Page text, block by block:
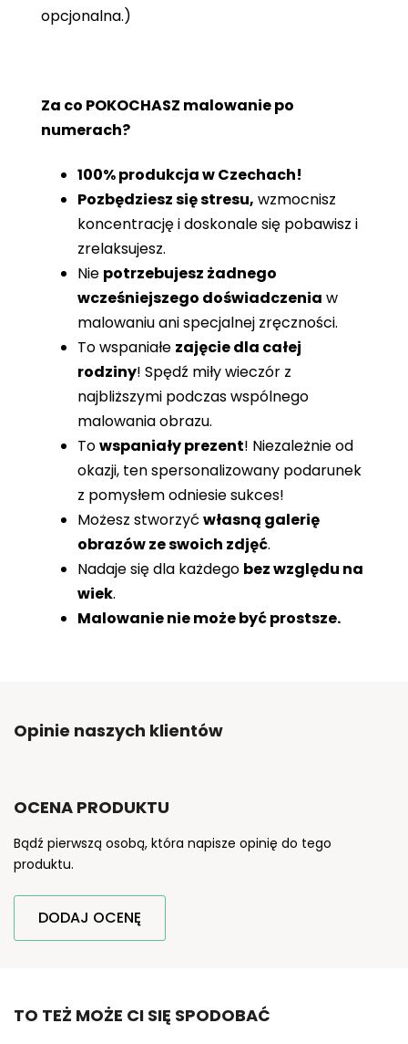
opcjonalna.)
Za co POKOCHASZ malowanie po
numerach?
100% produkcja w Czechach!
Pozbędziesz się stresu, wzmocnisz
koncentrację i doskonale się pobawisz i
zrelaksujesz.
Nie potrzebujesz żadnego
wcześniejszego doświadczenia w
malowaniu ani specjalnej zręczności.
To wspaniałe zajęcie dla całej
rodziny! Spędź miły wieczór z
najbliższymi podczas wspólnego
malowania obrazu.
Towspaniały prezent! Niezależnie od
okazji, ten spersonalizowany podarunek
z pomysłem odniesie sukces!
Możesz stworzyć własną galerię
obrazów ze swoich zdjęć.
Nadaje się dla każdego bez względu na
wiek.
Malowanie nie może być prostsze.
Opinie naszych klientów
OCENA PRODUKTU
Bądź pierwszą osobą, która napisze opinię do tego
produktu.
DODAJ OCENĘ
TO TEŻ MOŻE CI SIĘ SPODOBAĆ